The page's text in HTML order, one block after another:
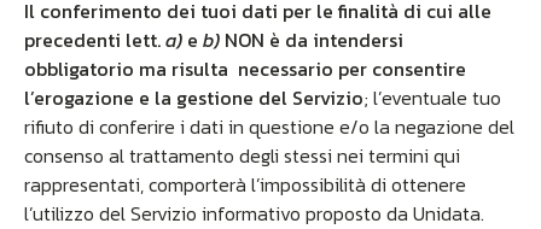
Il conferimento dei tuoi dati per le finalità di cui alle
precedenti lett.a) e b) NON è da intendersi
obbligatorio ma risulta necessario per consentire
l’erogazione e la gestione del Servizio; l’eventuale tuo
rifiuto di conferire i dati in questione e/o la negazione del
consenso al trattamento degli stessi nei termini qui
rappresentati, comporterà l’impossibilità di ottenere
l’utilizzo del Servizio informativo proposto da Unidata.